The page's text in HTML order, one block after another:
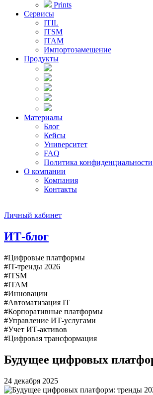
Prints
Сервисы
ITIL
ITSM
ITAM
Импортозамещение
Продукты
Материалы
Блог
Кейсы
Университет
FAQ
Политика конфиденциальности
О компании
Компания
Контакты
Личный кабинет
ИТ-блог
#Цифровые платформы
#IT-тренды 2026
#ITSM
#ITAM
#Инновации
#Автоматизация IT
#Корпоративные платформы
#Управление ИТ-услугами
#Учет ИТ-активов
#Цифровая трансформация
Будущее цифровых
24 декабря 2025